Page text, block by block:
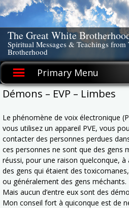
Skip
to
content
The Great White
Spiritual Messages & Teachings from
Brotherhood
Primary Menu
Démons – EVP – Limbes
Le phénomène de voix électronique
vous utilisez un appareil PVE, vous
contacter des personnes perdues
ces personnes ne sont que des gens
réussi, pour une raison quelconque, à
des gens qui étaient des
ou généralement des gens méchants.
Mais aucun d’entre eux sont des
Mon conseil fort à quiconque est de